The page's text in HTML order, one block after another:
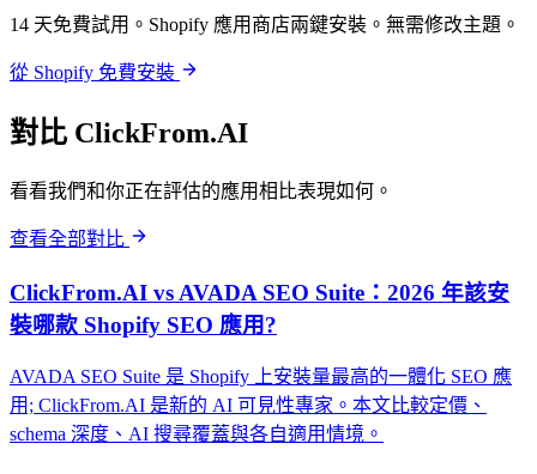
14 天免費試用。Shopify 應用商店兩鍵安裝。無需修改主題。
從 Shopify 免費安裝
對比 ClickFrom.AI
看看我們和你正在評估的應用相比表現如何。
查看全部對比
ClickFrom.AI vs AVADA SEO Suite：2026 年該安
裝哪款 Shopify SEO 應用?
AVADA SEO Suite 是 Shopify 上安裝量最高的一體化 SEO 應
用; ClickFrom.AI 是新的 AI 可見性專家。本文比較定價、
schema 深度、AI 搜尋覆蓋與各自適用情境。